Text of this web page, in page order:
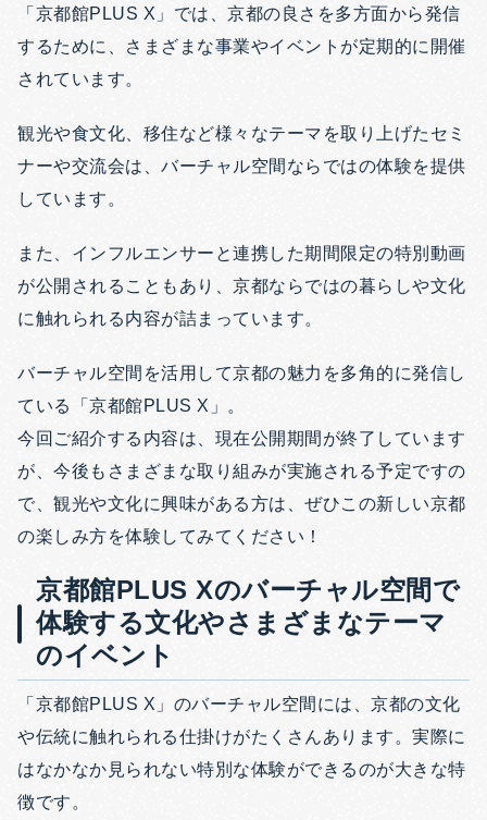
「京都館PLUS X」では、京都の良さを多方面から発信
するために、さまざまな事業やイベントが定期的に開催
されています。
観光や食文化、移住など様々なテーマを取り上げたセミ
ナーや交流会は、バーチャル空間ならではの体験を提供
しています。
また、インフルエンサーと連携した期間限定の特別動画
が公開されることもあり、京都ならではの暮らしや文化
に触れられる内容が詰まっています。
バーチャル空間を活用して京都の魅力を多角的に発信し
ている「京都館PLUS X」。
今回ご紹介する内容は、現在公開期間が終了しています
が、今後もさまざまな取り組みが実施される予定ですの
で、観光や文化に興味がある方は、ぜひこの新しい京都
の楽しみ方を体験してみてください！
京都館PLUS Xのバーチャル空間で
体験する文化やさまざまなテーマ
のイベント
「京都館PLUS X」のバーチャル空間には、京都の文化
や伝統に触れられる仕掛けがたくさんあります。実際に
はなかなか見られない特別な体験ができるのが大きな特
徴です。